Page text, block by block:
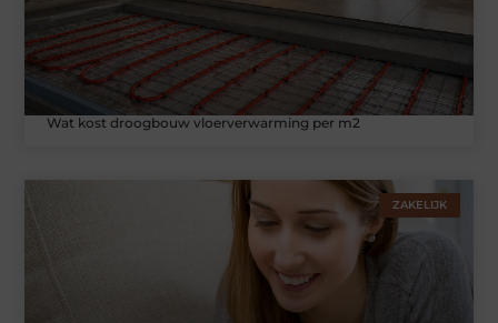
Wat kost droogbouw vloerverwarming per m2
ZAKELIJK